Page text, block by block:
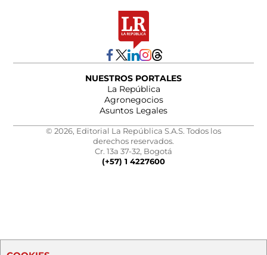
NUESTROS PORTALES
La República
Agronegocios
Asuntos Legales
© 2026, Editorial La República S.A.S. Todos los
derechos reservados.
Cr. 13a 37-32, Bogotá
(+57) 1 4227600